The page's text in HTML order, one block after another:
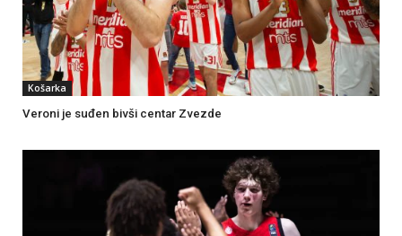
Košarka
Veroni je suđen bivši centar Zvezde